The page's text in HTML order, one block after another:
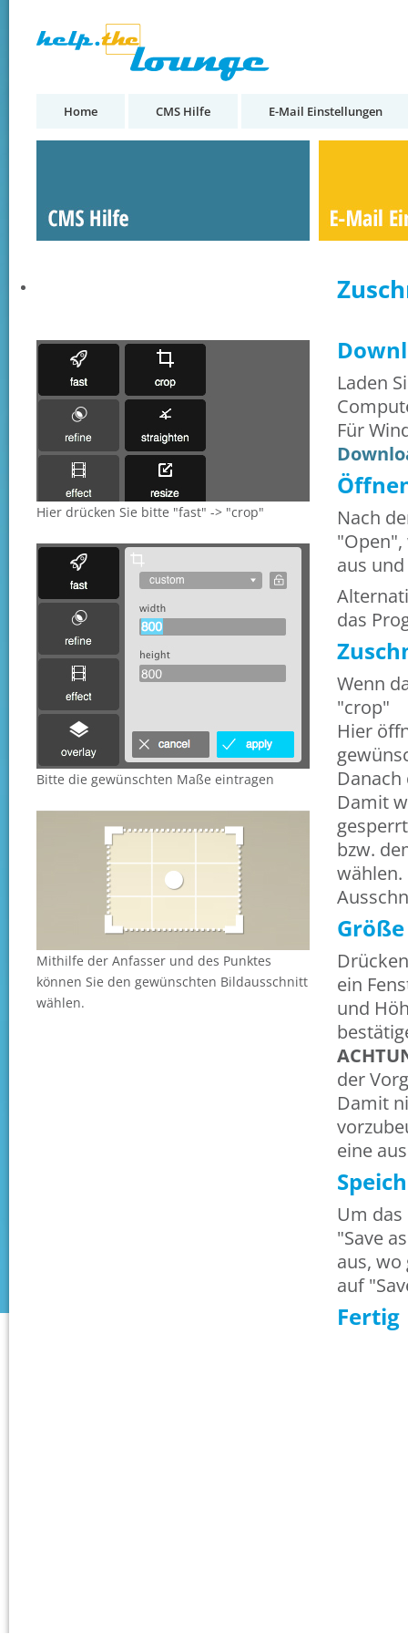
Home CMS Hilfe E-Mail Einstellungen
Hier drücken Sie bitte "fast" -> "crop"
Bitte die gewünschten Maße eintragen
Mithilfe der Anfasser und des Punktes
können Sie den gewünschten Bildausschnitt
wählen.
Laden
Für
Nach
aus
das
Wenn
"crop"
Hier
Damit
bzw.
ein
und
der
Damit
eine
Um das
"Save
aus,
auf
Fertig